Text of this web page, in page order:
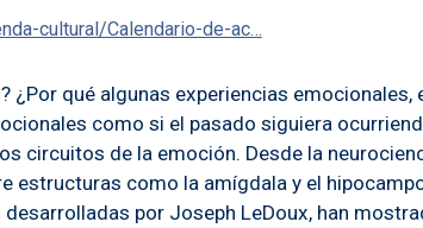
cultural/Calendario-de-ac…
qué algunas experiencias emocionales,
como si el pasado siguiera
circuitos de la emoción. Desde la
como la amígdala y el
por Joseph LeDoux, han